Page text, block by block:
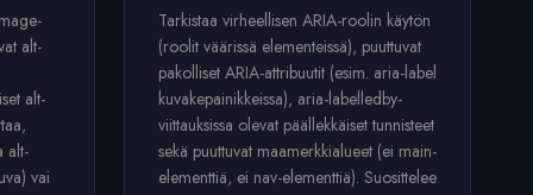
alt-
alt-
alt-
vai
Tarkistaa virheellisen ARIA-roolin käytön
(roolit väärissä elementeissä), puuttuvat
pakolliset ARIA-attribuutit (esim. aria-label
kuvakepainikkeissa), aria-labelledby-
viittauksissa olevat päällekkäiset tunnisteet
sekä puuttuvat maamerkkialueet (ei main-
elementtiä, ei nav-elementtiä). Suosittelee